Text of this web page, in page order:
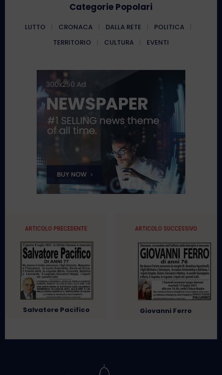
Categorie Popolari
LUTTO CRONACA DALLA RETE
POLITICA
TERRITORIO
CULTURA EVENTI
ARTICOLO PRECEDENTE
Salvatore Pacifico
ARTICOLO SUCCESSIVO
Giovanni Ferro